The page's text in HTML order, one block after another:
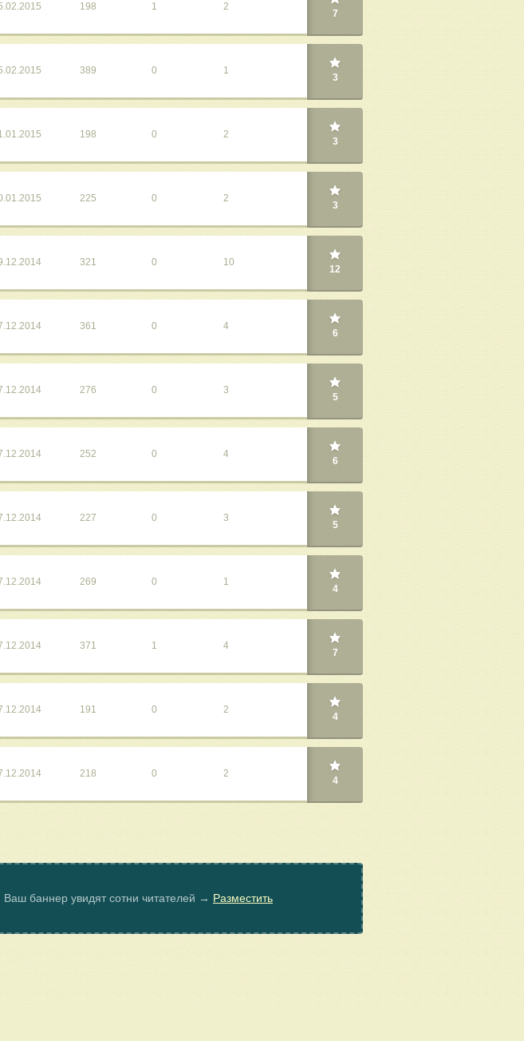
198 1 2
7
389 0 1
3
198 0 2
3
225 0 2
3
321 0 10
12
361 0 4
6
276 0 3
5
252 0 4
6
227 0 3
5
269 0 1
4
371 1 4
7
191 0 2
4
218 0 2
4
Ваш баннер увидят сотни читателей → Разместить